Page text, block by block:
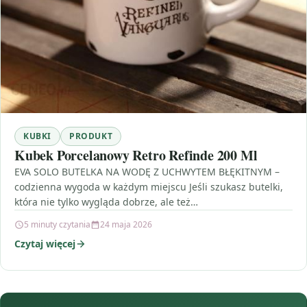
KUBKI PRODUKT
Kubek Porcelanowy Retro Refinde 200 Ml
EVA SOLO BUTELKA NA WODĘ Z UCHWYTEM BŁĘKITNYM –
codzienna wygoda w każdym miejscu Jeśli szukasz butelki,
która nie tylko wygląda dobrze, ale też…
5 minuty czytania 24 maja 2026
Czytaj więcej